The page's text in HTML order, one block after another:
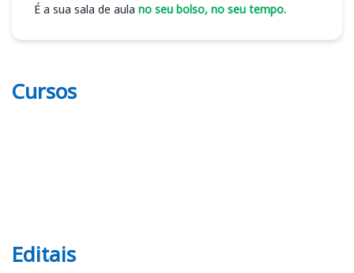
É a sua sala de aula no seu bolso, no seu tempo.
Cursos
Editais
Editais